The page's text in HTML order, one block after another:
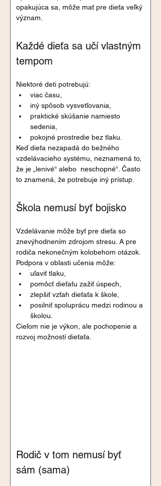
opakujúca sa, môže mať pre dieťa veľký
význam.
Každé dieťa sa učí vlastným
tempom
Niektoré deti potrebujú:
viac času,
iný spôsob vysvetľovania,
praktické skúšanie namiesto
sedenia,
pokojné prostredie bez tlaku.
Keď dieťa nezapadá do bežného
vzdelávacieho systému, neznamená to,
že je „lenivé“ alebo  neschopné“. Často
to znamená, že potrebuje iný prístup.
Škola nemusí byť bojisko
Vzdelávanie môže byť pre dieťa so
znevýhodnením zdrojom stresu. A pre
rodiča nekonečným kolobehom otázok.
Podpora v oblasti učenia môže:
uľaviť tlaku,
pomôcť dieťaťu zažiť úspech,
zlepšiť vzťah dieťaťa k škole,
posilniť spoluprácu medzi rodinou a
školou.
Cieľom nie je výkon, ale pochopenie a
rozvoj možností dieťaťa.
Rodič v tom nemusí byť
sám (sama)